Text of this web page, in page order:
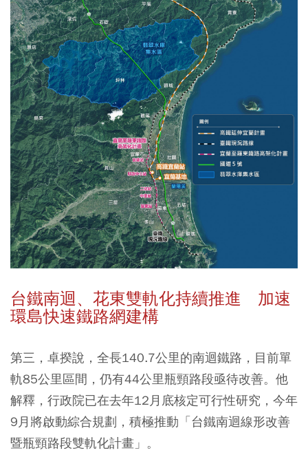
台鐵南迴、花東雙軌化持續推進 加速
環島快速鐵路網建構
第三，卓揆說，全長140.7公里的南迴鐵路，目前單
軌85公里區間，仍有44公里瓶頸路段亟待改善。他
解釋，行政院已在去年12月底核定可行性研究，今年
9月將啟動綜合規劃，積極推動「台鐵南迴線形改善
暨瓶頸路段雙軌化計畫」。